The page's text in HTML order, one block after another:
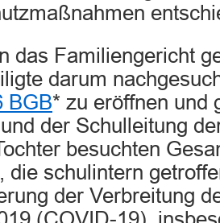
das Familiengericht
darum
BGB* zu eröffnen und
der Schulleitung
besuchten
die schulintern
der Verbreitung